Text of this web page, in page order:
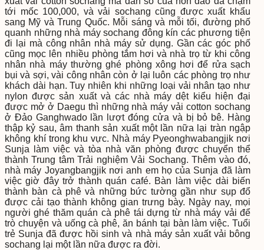
tới mốc 100,000, và vải sochang cũng được xuất khẩu
sang Mỹ và Trung Quốc. Mỗi sáng và mỗi tối, đường phố
quanh những nhà máy sochang đông kín các phương tiện
đi lại mà công nhân nhà máy sử dụng. Gần các góc phố
cũng mọc lên nhiều phòng tắm hơi và nhà trọ từ khi công
nhân nhà máy thường ghé phòng xông hơi để rửa sạch
bụi và sợi, vài công nhân còn ở lại luôn các phòng trọ như
khách dài hạn. Tuy nhiên khi những loại vải nhân tạo như
nylon được sản xuất và các nhà máy dệt kiểu hiện đại
được mở ở Daegu thì những nhà máy vải cotton sochang
ở Đảo Ganghwado lần lượt đóng cửa và bị bỏ bê. Hàng
thập kỷ sau, âm thanh sản xuất một lần nữa lại tràn ngập
không khí trong khu vực. Nhà máy Pyeonghwabangjik nơi
Sunja làm việc và tòa nhà văn phòng được chuyển thể
thành Trung tâm Trải nghiệm Vải Sochang. Thêm vào đó,
nhà máy Joyangbangjik nơi anh em họ của Sunja đã làm
việc giờ đây trở thành quán café. Bàn làm việc dài biến
thành bàn cà phê và những bức tường gần như sụp đổ
được cải tạo thành không gian trưng bày. Ngày nay, mọi
người ghé thăm quán cà phê tái dựng từ nhà máy vải để
trò chuyện và uống cà phê, ăn bánh tại bàn làm việc. Tuổi
trẻ Sunja đã được hồi sinh và nhà máy sản xuất vải bông
sochang lại một lần nữa được ra đời.